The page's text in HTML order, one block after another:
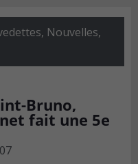
, Nouvelles,
Bruno,
fait une 5e